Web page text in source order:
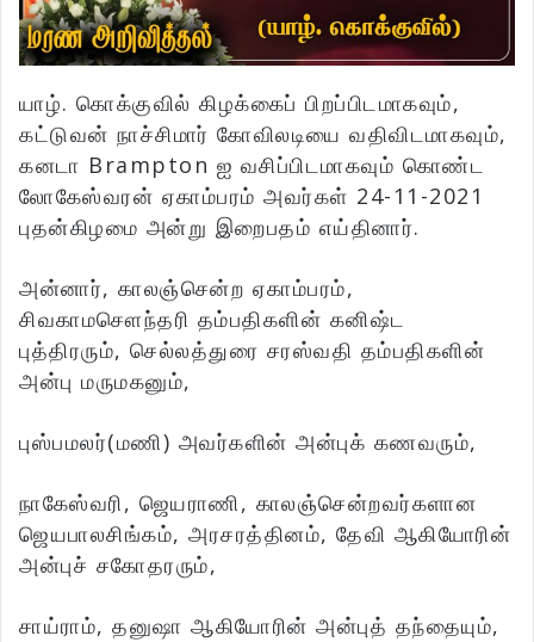
யாழ். கொக்குவில் கிழக்கைப் பிறப்பிடமாகவும்,
கட்டுவன் நாச்சிமார் கோவிலடியை வதிவிடமாகவும்,
கனடா Brampton ஐ வசிப்பிடமாகவும் கொண்ட
லோகேஸ்வரன் ஏகாம்பரம் அவர்கள் 24-11-2021
புதன்கிழமை அன்று இறைபதம் எய்தினார்.
அன்னார், காலஞ்சென்ற ஏகாம்பரம்,
சிவகாமசௌந்தரி தம்பதிகளின் கனிஷ்ட
புத்திரரும், செல்லத்துரை சரஸ்வதி தம்பதிகளின்
அன்பு மருமகனும்,
புஸ்பமலர்(மணி) அவர்களின் அன்புக் கணவரும்,
நாகேஸ்வரி, ஜெயராணி, காலஞ்சென்றவர்களான
ஜெயபாலசிங்கம், அரசரத்தினம், தேவி ஆகியோரின்
அன்புச் சகோதரரும்,
சாய்ராம், தனுஷா ஆகியோரின் அன்புத் தந்தையும்,